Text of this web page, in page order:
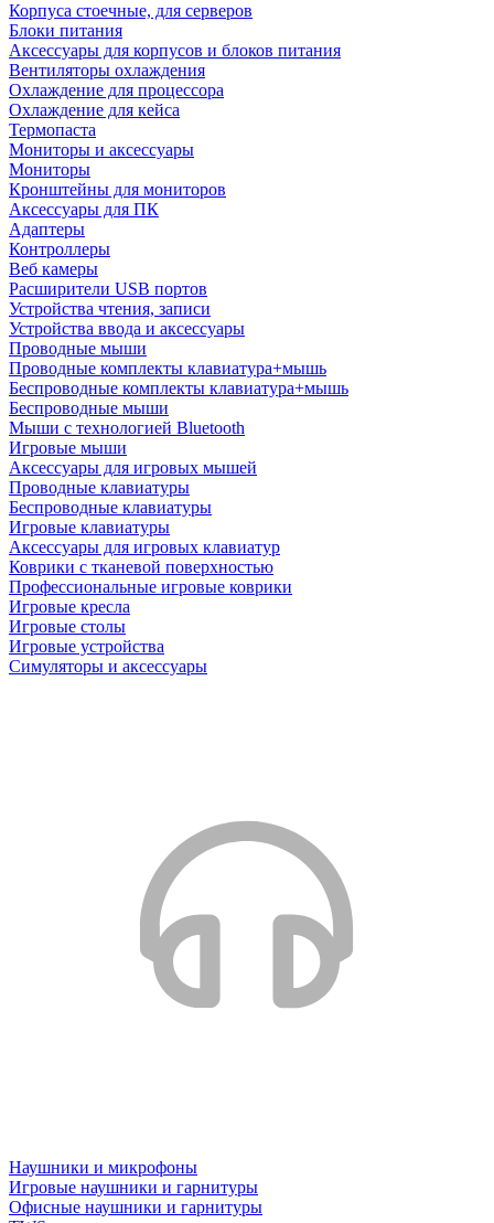
Корпуса стоечные, для серверов
Блоки питания
Аксессуары для корпусов и блоков питания
Вентиляторы охлаждения
Охлаждение для процессора
Охлаждение для кейса
Термопаста
Мониторы и аксессуары
Мониторы
Кронштейны для мониторов
Аксессуары для ПК
Адаптеры
Контроллеры
Веб камеры
Расширители USB портов
Устройства чтения, записи
Устройства ввода и аксессуары
Проводные мыши
Проводные комплекты клавиатура+мышь
Беспроводные комплекты клавиатура+мышь
Беспроводные мыши
Мыши с технологией Bluetooth
Игровые мыши
Аксессуары для игровых мышей
Проводные клавиатуры
Беспроводные клавиатуры
Игровые клавиатуры
Аксессуары для игровых клавиатур
Коврики с тканевой поверхностью
Профессиональные игровые коврики
Игровые кресла
Игровые столы
Игровые устройства
Симуляторы и аксессуары
Наушники и микрофоны
Игровые наушники и гарнитуры
Офисные наушники и гарнитуры